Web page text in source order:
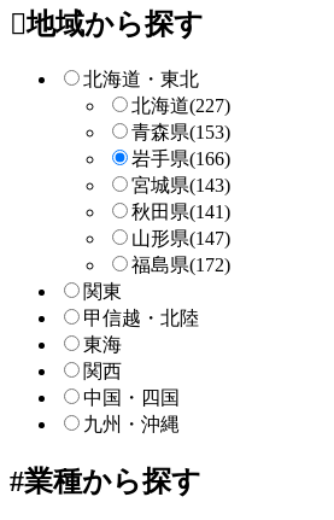
ー
検地域から探す
北海道・東北
北海道(227)
青森県(153)
岩手県(166)
宮城県(143)
秋田県(141)
山形県(147)
福島県(172)
関東
甲信越・北陸
東海
関西
中国・四国
九州・沖縄
業種から探す